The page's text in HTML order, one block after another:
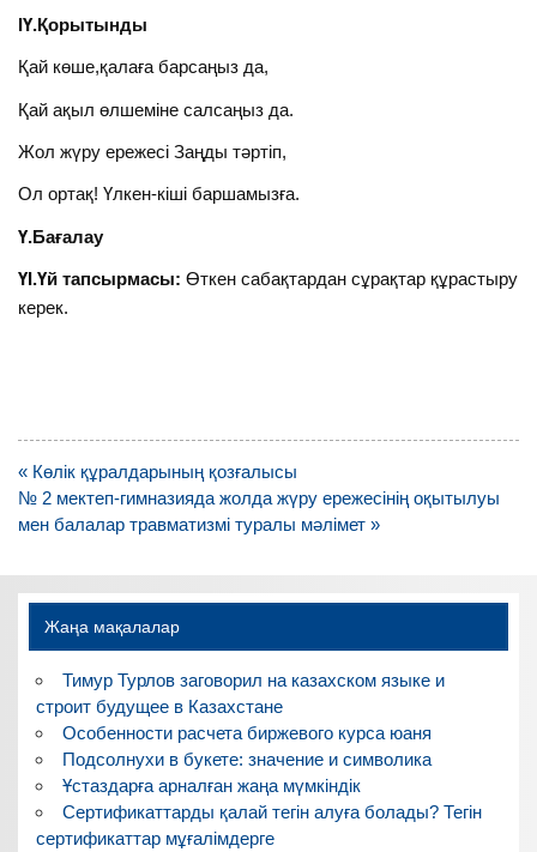
ІҮ.Қорытынды
Қай көше,қалаға барсаңыз да,
Қай ақыл өлшеміне салсаңыз да.
Жол жүру ережесі Заңды тәртіп,
Ол ортақ! Үлкен-кіші баршамызға.
Ү.Бағалау
ҮІ.Үй тапсырмасы: Өткен сабақтардан сұрақтар құрастыру
керек.
Навигация
по
записям
« Көлік құралдарының қозғалысы
№ 2 мектеп-гимназияда жолда жүру ережесінің оқытылуы
мен балалар травматизмі туралы мәлімет »
Жаңа мақалалар
Тимур Турлов заговорил на казахском языке и
строит будущее в Казахстане
Особенности расчета биржевого курса юаня
Подсолнухи в букете: значение и символика
Ұстаздарға арналған жаңа мүмкіндік
Сертификаттарды қалай тегін алуға болады? Тегін
сертификаттар мұғалімдерге